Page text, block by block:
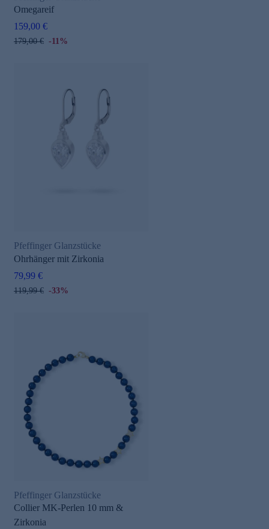
Omegareif
159,00 €
179,00 € -11%
Pfeffinger Glanzstücke
Ohrhänger mit Zirkonia
79,99 €
119,99 € -33%
Pfeffinger Glanzstücke
Collier MK-Perlen 10 mm &
Zirkonia